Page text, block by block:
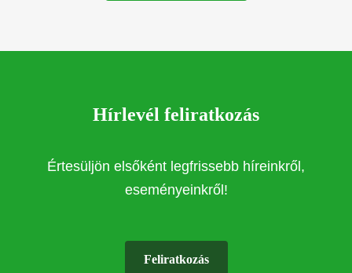
Hírlevél feliratkozás
Értesüljön elsőként legfrissebb híreinkről,
eseményeinkről!
Feliratkozás